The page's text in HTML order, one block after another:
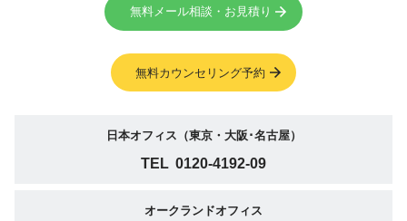
無料メール相談・お見積り
無料カウンセリング予約
日本オフィス（東京・大阪･名古屋）
TEL 0120-4192-09
オークランドオフィス